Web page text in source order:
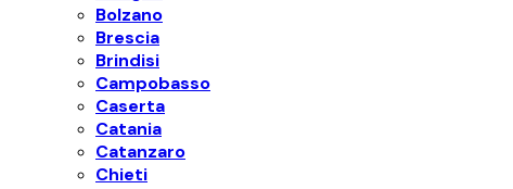
Bolzano
Brescia
Brindisi
Campobasso
Caserta
Catania
Catanzaro
Chieti